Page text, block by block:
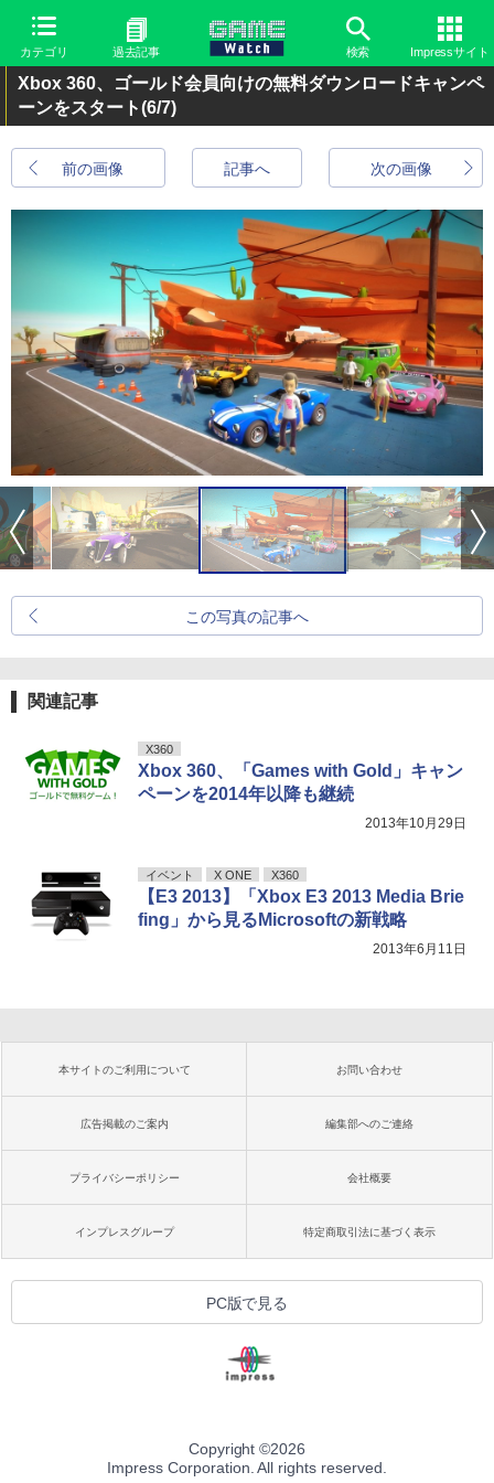
カテゴリ 過去記事 検索 Impressサイト
Xbox 360、ゴールド会員向けの無料ダウンロードキャンペ
ーンをスタート(6/7)
前の画像 次の画像
記事へ
この写真の記事へ
関連記事
X360
Xbox 360、「Games with Gold」キャン
ペーンを2014年以降も継続
2013年10月29日
イベント X ONE X360
【E3 2013】「Xbox E3 2013 Media Brie
fing」から見るMicrosoftの新戦略
2013年6月11日
本サイトのご利用について お問い合わせ
広告掲載のご案内 編集部へのご連絡
プライバシーポリシー 会社概要
インプレスグループ 特定商取引法に基づく表示
PC版で見る
Copyright ©2026
Impress Corporation. All rights reserved.